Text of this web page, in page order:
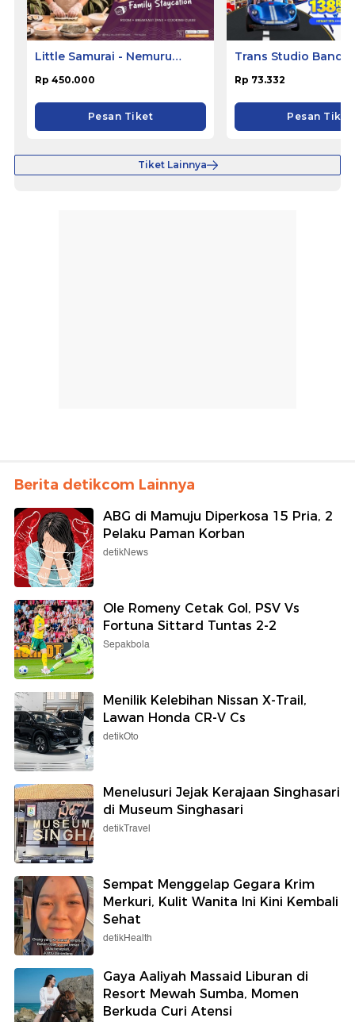
Little Samurai - Nemuru
Rp 450.000
Pesan Tiket
Trans Studio
Rp 73.332
Pesan Tiket
Tiket Lainnya
Berita detikcom Lainnya
ABG di Mamuju Diperkosa 15 Pria, 2
Pelaku Paman Korban
detikNews
Ole Romeny Cetak Gol, PSV Vs
Fortuna Sittard Tuntas 2-2
Sepakbola
Menilik Kelebihan Nissan X-Trail,
Lawan Honda CR-V Cs
detikOto
Menelusuri Jejak Kerajaan Singhasari
di Museum Singhasari
detikTravel
Sempat Menggelap Gegara Krim
Merkuri, Kulit Wanita Ini Kini Kembali
Sehat
detikHealth
Gaya Aaliyah Massaid Liburan di
Resort Mewah Sumba, Momen
Berkuda Curi Atensi